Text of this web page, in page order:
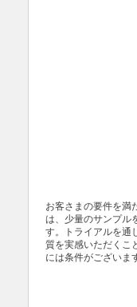
お客さまの要件を満
は、少量のサンプル
す。トライアルを通
質を実感いただくこ
には条件がございま